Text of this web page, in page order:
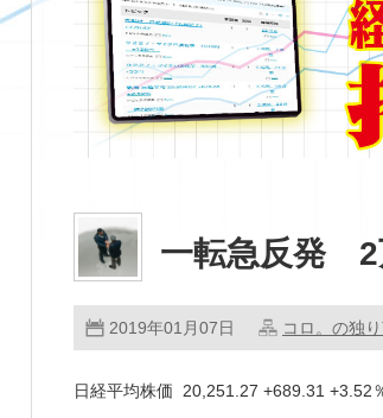
一転急反発 2
2019年01月07日 コロ。の独
日経平均株価 20,251.27 +689.31 +3.52